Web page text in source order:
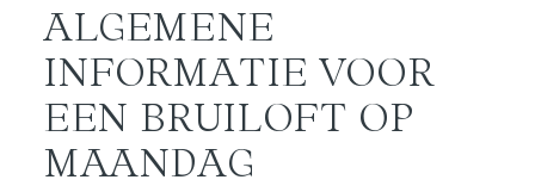
ALGEMENE
INFORMATIE VOOR
EEN BRUILOFT OP
MAANDAG